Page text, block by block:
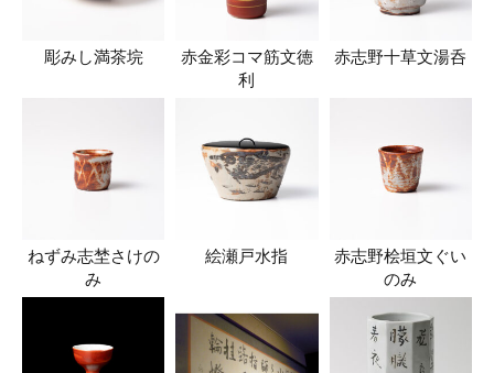
彫みし満茶垸
赤金彩コマ筋文徳
利
赤志野十草文湯呑
ねずみ志埜さけの
み
絵瀬戸水指
赤志野桧垣文ぐい
のみ